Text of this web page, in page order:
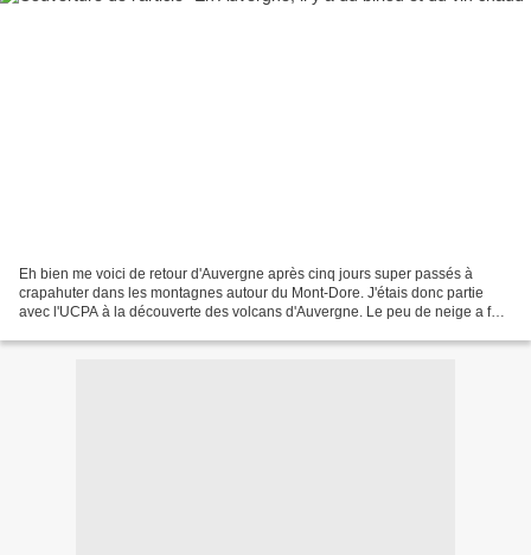
Eh bien me voici de retour d'Auvergne après cinq jours super passés à
crapahuter dans les montagnes autour du Mont-Dore. J'étais donc partie
avec l'UCPA à la découverte des volcans d'Auvergne. Le peu de neige a fait